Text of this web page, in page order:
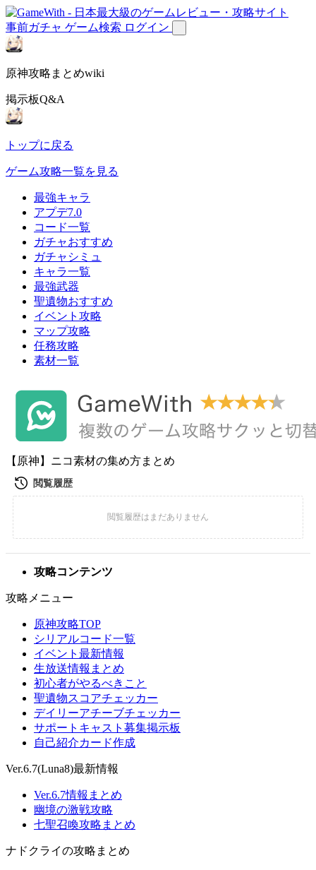
事前ガチャ ゲーム検索 ログイン
原神攻略まとめwiki
掲示板Q&A
トップに戻る
ゲーム攻略一覧を見る
最強キャラ
アプデ7.0
コード一覧
ガチャおすすめ
ガチャシミュ
キャラ一覧
最強武器
聖遺物おすすめ
イベント攻略
マップ攻略
任務攻略
素材一覧
【原神】ニコ素材の集め方まとめ
攻略コンテンツ
攻略メニュー
原神攻略TOP
シリアルコード一覧
イベント最新情報
生放送情報まとめ
初心者がやるべきこと
聖遺物スコアチェッカー
デイリーアチーブチェッカー
サポートキャスト募集掲示板
自己紹介カード作成
Ver.6.7(Luna8)最新情報
Ver.6.7情報まとめ
幽境の激戦攻略
七聖召喚攻略まとめ
ナドクライの攻略まとめ